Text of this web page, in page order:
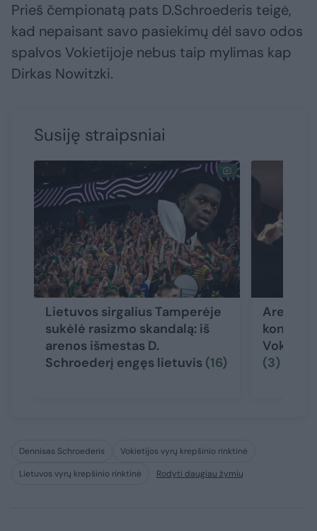
Prieš čempionatą pats D.Schroederis teigė,
kad nepaisant savo pasiekimų dėl savo odos
spalvos Vokietijoje nebus taip mylimas kap
Dirkas Nowitzki.
Susiję straipsniai
Lietuvos sirgalius Tamperėje
sukėlė rasizmo skandalą: iš
arenos išmestas D.
Schroederį engęs lietuvis (16)
Arenos
(3)
Dennisas Schroederis
Vokietijos vyrų krepšinio rinktinė
Lietuvos vyrų krepšinio rinktinė
Rodyti daugiau žymių